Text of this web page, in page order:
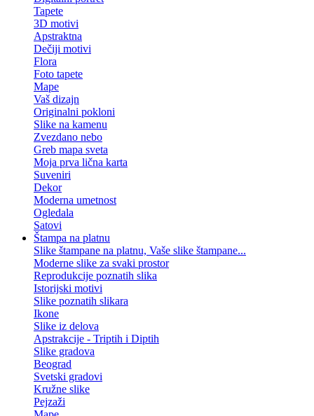
Tapete
3D motivi
Apstraktna
Dečiji motivi
Flora
Foto tapete
Mape
Vaš dizajn
Originalni pokloni
Slike na kamenu
Zvezdano nebo
Greb mapa sveta
Moja prva lična karta
Suveniri
Dekor
Moderna umetnost
Ogledala
Satovi
Štampa na platnu
Slike štampane na platnu, Vaše slike štampane...
Moderne slike za svaki prostor
Reprodukcije poznatih slika
Istorijski motivi
Slike poznatih slikara
Ikone
Slike iz delova
Apstrakcije - Triptih i Diptih
Slike gradova
Beograd
Svetski gradovi
Kružne slike
Pejzaži